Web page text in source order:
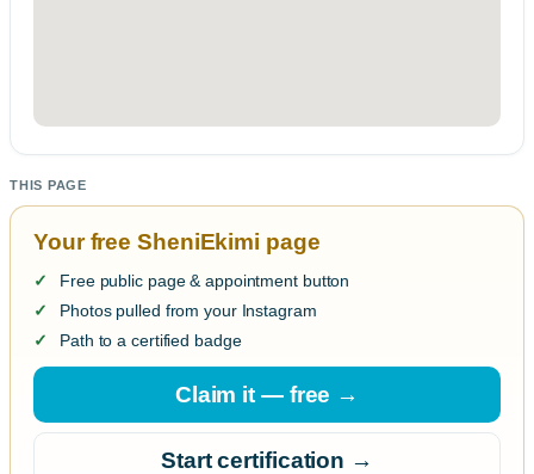
THIS PAGE
Your free SheniEkimi page
Free public page & appointment button
Photos pulled from your Instagram
Path to a certified badge
Claim it — free →
Start certification →